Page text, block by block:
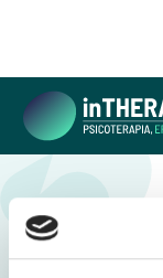
Abbiamo
conferma